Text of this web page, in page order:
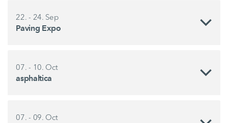
22. - 24. Sep
Paving Expo
07. - 10. Oct
asphaltica
07. - 09. Oct